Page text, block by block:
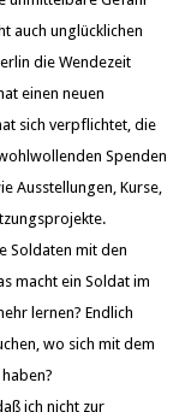
auch unglücklichen
die Wendezeit
einen neuen
sich verpflichtet, die
Spenden
Ausstellungen, Kurse,
Soldaten mit den
macht ein Soldat im
lernen? Endlich
wo sich mit dem
ich nicht zur